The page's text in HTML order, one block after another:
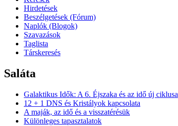
Hirdetések
Beszélgetések (Fórum)
Naplók (Blogok)
Szavazások
Taglista
Társkeresés
Saláta
Galaktikus Idők: A 6. Éjszaka és az idő új ciklusa
12 + 1 DNS és Kristályok kapcsolata
A maják, az idő és a visszatérésük
Különleges tapasztalatok